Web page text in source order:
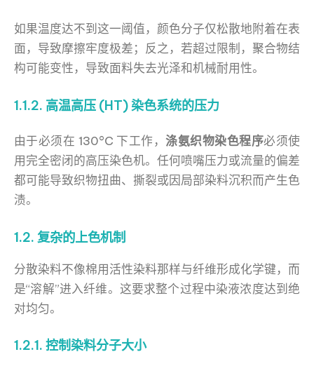
如果温度达不到这一阈值，颜色分子仅松散地附着在表
面，导致摩擦牢度极差；反之，若超过限制，聚合物结
构可能变性，导致面料失去光泽和机械耐用性。
1.1.2. 高温高压 (HT) 染色系统的压力
由于必须在 130°C 下工作， 涤氨织物染色程序必须使
用完全密闭的高压染色机。任何喷嘴压力或流量的偏差
都可能导致织物扭曲、撕裂或因局部染料沉积而产生色
渍。
1.2. 复杂的上色机制
分散染料不像棉用活性染料那样与纤维形成化学键，而
是“溶解”进入纤维。这要求整个过程中染液浓度达到绝
对均匀。
1.2.1. 控制染料分子大小